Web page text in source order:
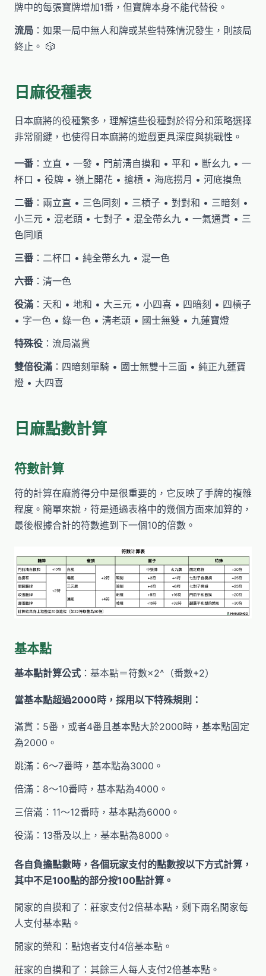
牌中的每張寶牌增加1番，但寶牌本身不能代替役。
流局 ：如果一局中無人和牌或某些特殊情況發生，則該局
終止。 🎲
日麻役種表
日本麻將的役種繁多，理解這些役種對於得分和策略選擇
非常關鍵，也使得日本麻將的遊戲更具深度與挑戰性。
一番 ：立直 • 一發 • 門前淸自摸和 • 平和 • 斷幺九 • 一
杯口 • 役牌 • 嶺上開花 • 搶槓 • 海底撈月 • 河底摸魚
二番 ：兩立直 • 三色同刻 • 三槓子 • 對對和 • 三暗刻 •
小三元 • 混老頭 • 七對子 • 混全帶幺九 • 一氣通貫 • 三
色同順
三番 ：二杯口 • 純全帶幺九 • 混一色
六番 ：清一色
役滿 ：天和 • 地和 • 大三元 • 小四喜 • 四暗刻 • 四槓子
• 字一色 • 綠一色 • 清老頭 • 國士無雙 • 九蓮寶燈
特殊役 ：流局滿貫
雙倍役滿 ：四暗刻單騎 • 國士無雙十三面 • 純正九蓮寶
燈 • 大四喜
日麻點數計算
符數計算
符的計算在麻將得分中是很重要的，它反映了手牌的複雜
程度。簡單來說，符是通過表格中的幾個方面來加算的，
最後根據合計的符數進到下一個10的倍數。
基本點
基本點計算公式 ：基本點＝符數×2^（番數+2）
當基本點超過2000時，採用以下特殊規則：
滿貫：5番，或者4番且基本點大於2000時，基本點固定
為2000。
跳滿：6～7番時，基本點為3000。
倍滿：8～10番時，基本點為4000。
三倍滿：11～12番時，基本點為6000。
役滿：13番及以上，基本點為8000。
各自負擔點數時，各個玩家支付的點數按以下方式計算，
其中不足100點的部分按100點計算。
閒家的自摸和了：莊家支付2倍基本點，剩下兩名閒家每
人支付基本點。
閒家的榮和：點炮者支付4倍基本點。
莊家的自摸和了：其餘三人每人支付2倍基本點。